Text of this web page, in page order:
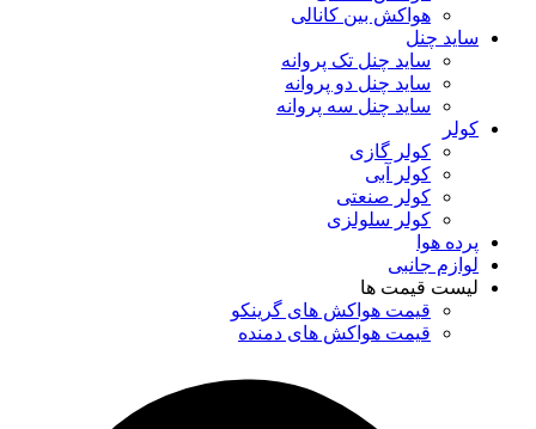
هواکش بین کانالی
ساید چنل
ساید چنل تک پروانه
ساید چنل دو پروانه
ساید چنل سه پروانه
کولر
کولر گازی
کولر آبی
کولر صنعتی
کولر سلولزی
پرده هوا
لوازم جانبی
لیست قیمت ها
قیمت هواکش های گرینکو
قیمت هواکش های دمنده